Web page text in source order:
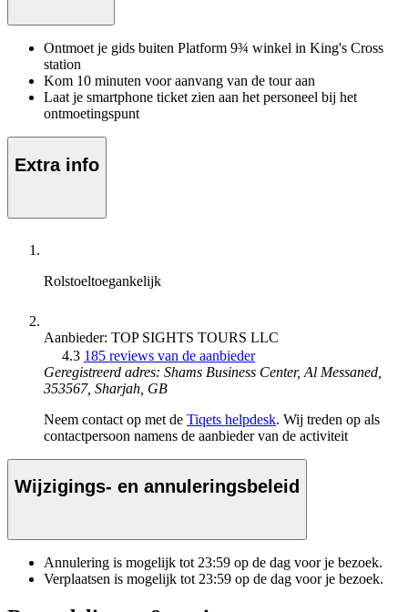
Ontmoet je gids buiten Platform 9¾ winkel in King's Cross
station
Kom 10 minuten voor aanvang van de tour aan
Laat je smartphone ticket zien aan het personeel bij het
ontmoetingspunt
Extra info
Rolstoeltoegankelijk
Aanbieder: TOP SIGHTS TOURS LLC
4.3 185 reviews van de aanbieder
Geregistreerd adres: Shams Business Center, Al Messaned,
353567, Sharjah, GB
Neem contact op met de Tiqets helpdesk. Wij treden op als
contactpersoon namens de aanbieder van de activiteit
Wijzigings- en annuleringsbeleid
Annulering is mogelijk tot 23:59 op de dag voor je bezoek.
Verplaatsen is mogelijk tot 23:59 op de dag voor je bezoek.